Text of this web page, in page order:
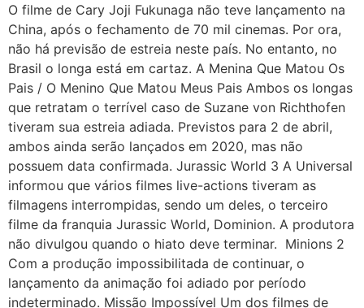
O filme de Cary Joji Fukunaga não teve lançamento na
China, após o fechamento de 70 mil cinemas. Por ora,
não há previsão de estreia neste país. No entanto, no
Brasil o longa está em cartaz. A Menina Que Matou Os
Pais / O Menino Que Matou Meus Pais Ambos os longas
que retratam o terrível caso de Suzane von Richthofen
tiveram sua estreia adiada. Previstos para 2 de abril,
ambos ainda serão lançados em 2020, mas não
possuem data confirmada. Jurassic World 3 A Universal
informou que vários filmes live-actions tiveram as
filmagens interrompidas, sendo um deles, o terceiro
filme da franquia Jurassic World, Dominion. A produtora
não divulgou quando o hiato deve terminar. Minions 2
Com a produção impossibilitada de continuar, o
lançamento da animação foi adiado por período
indeterminado. Missão Impossível Um dos filmes de